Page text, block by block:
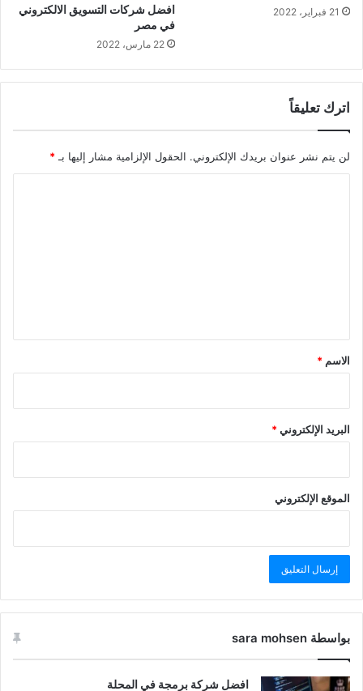
21 فبراير، 2022
افضل شركات التسويق الالكتروني
في مصر
22 مارس، 2022
اترك تعليقاً
لن يتم نشر عنوان بريدك الإلكتروني. الحقول الإلزامية مشار إليها بـ *
الاسم *
البريد الإلكتروني*
الموقع الإلكتروني
بواسطة sara mohsen
افضل شركة برمجة في المحلة